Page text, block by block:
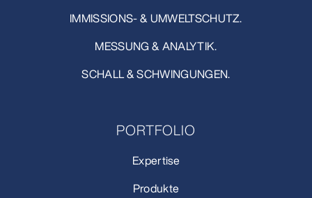
IMMISSIONS- & UMWELTSCHUTZ.
MESSUNG & ANALYTIK.
SCHALL & SCHWINGUNGEN.
PORTFOLIO
Expertise
Produkte